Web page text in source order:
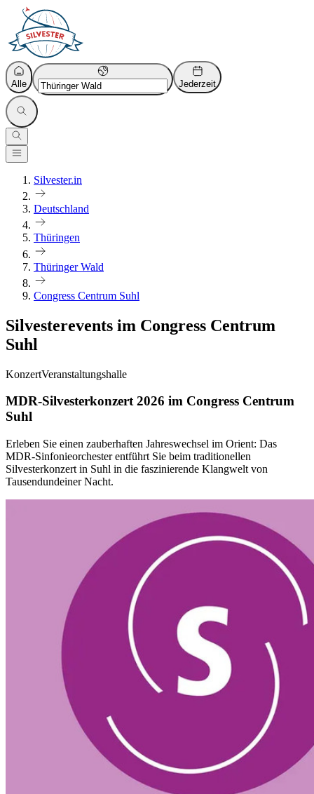
Alle Jederzeit
Silvester.in
Deutschland
Thüringen
Thüringer Wald
Congress Centrum Suhl
Silvesterevents im Congress Centrum
Suhl
KonzertVeranstaltungshalle
MDR-Silvesterkonzert 2026 im Congress Centrum
Suhl
Erleben Sie einen zauberhaften Jahreswechsel im Orient: Das
MDR-Sinfonieorchester entführt Sie beim traditionellen
Silvesterkonzert in Suhl in die faszinierende Klangwelt von
Tausendundeiner Nacht.